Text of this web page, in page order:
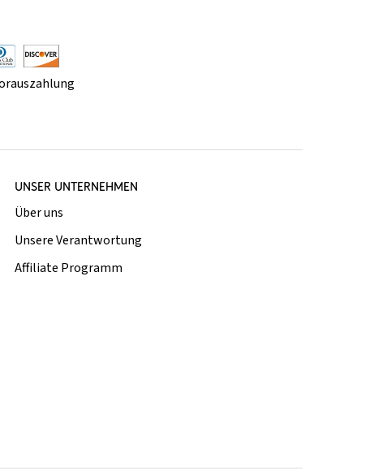
UNSER UNTERNEHMEN
Über uns
Unsere Verantwortung
Affiliate Programm